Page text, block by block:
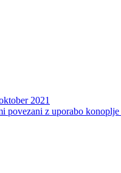
2021
povezani z uporabo